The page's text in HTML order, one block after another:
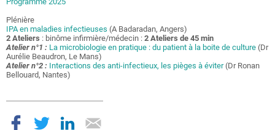
Plénière
IPA en maladies infectieuses (A Badaradan, Angers)
2 Ateliers : binôme infirmière/médecin : 2 Ateliers de 45 min
Atelier n°1 : La microbiologie en pratique : du patient à la boite de culture (Dr
Aurélie Beaudron, Le Mans)
Atelier n°2 : Interactions des anti-infectieux, les pièges à éviter(Dr Ronan
Bellouard, Nantes)